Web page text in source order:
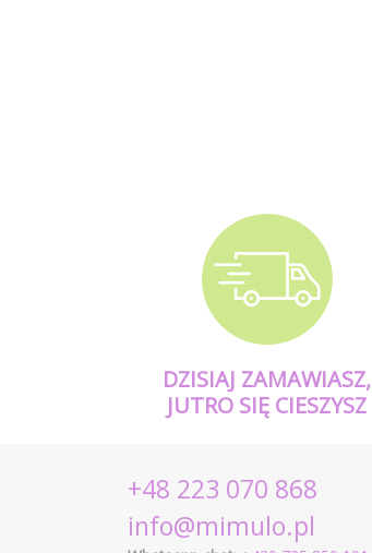
DZISIAJ ZAMAWIASZ,
JUTRO SIĘ CIESZYSZ
+48 223 070 868
info@mimulo.pl